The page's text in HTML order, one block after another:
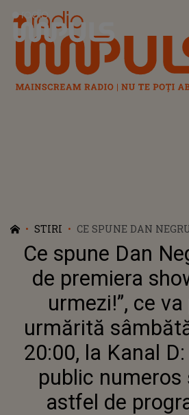
Radio Impuls
STIRI
CE SPUNE DAN
PREMIERA SHOW-
VA PUTEA FI
ORA 20:00, LA KANAL
PUBLIC NUMEROS ȘI
PROGRAME TV”
Ce spune Dan
de premiera
urmezi!”, ce
urmărită
20:00, la Kanal
public numeros
astfel de